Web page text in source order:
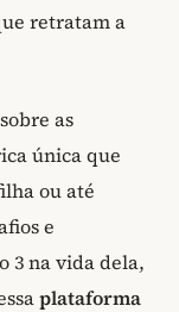
retratam a
as
única que
ou até
e
3 na vida dela,
plataforma